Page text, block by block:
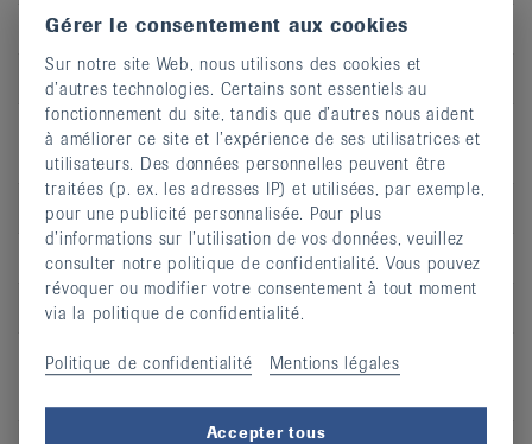
Jour
je
Heure
18:30 - 19:15
Adresse
Hôpital du Jura, Centre de rééducation,
site de Porrentruy
CP
2900
Lieu
Porrentruy
S’inscrire
Gérer le consentement aux cookies
Sur notre site Web, nous utilisons des cookies et
d’autres technologies. Certains sont essentiels au
fonctionnement du site, tandis que d’autres nous aident
à améliorer ce site et l’expérience de ses utilisatrices et
utilisateurs. Des données personnelles peuvent être
traitées (p. ex. les adresses IP) et utilisées, par exemple,
pour une publicité personnalisée. Pour plus
d’informations sur l’utilisation de vos données, veuillez
consulter notre politique de confidentialité. Vous pouvez
révoquer ou modifier votre consentement à tout moment
via la politique de confidentialité.
Politique de confidentialité Mentions légales
Accepter tous